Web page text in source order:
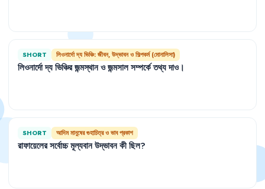
SHORT লিওনার্দো দ্য ভিঞ্চি: জীবন, উদ্ভাবন ও শিল্পকর্ম (মোনালিসা)
লিওনার্দোদ্যভিঞ্চিরজন্মস্থানওজন্মসালসম্পর্কেতথ্যদাও।
SHORT আদিম মানুষের গুহাচিত্র ও ভাব প্রকাশ
রাফায়েলেরসর্বোচ্চমূল্যবানউদ্ভাবনকীছিল?